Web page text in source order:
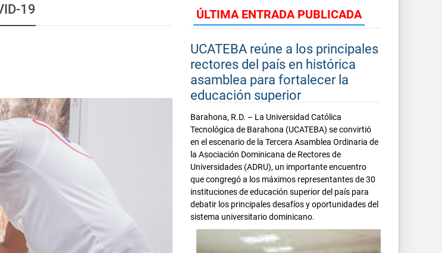
19 ÚLTIMA ENTRADA PUBLICADA
UCATEBA reúne a los principales
rectores del país en histórica
asamblea para fortalecer la
educación superior
Barahona, R.D. – La Universidad Católica
Tecnológica de Barahona (UCATEBA) se convirtió
en el escenario de la Tercera Asamblea Ordinaria de
la Asociación Dominicana de Rectores de
Universidades (ADRU), un importante encuentro
que congregó a los máximos representantes de 30
instituciones de educación superior del país para
debatir los principales desafíos y oportunidades del
sistema universitario dominicano.